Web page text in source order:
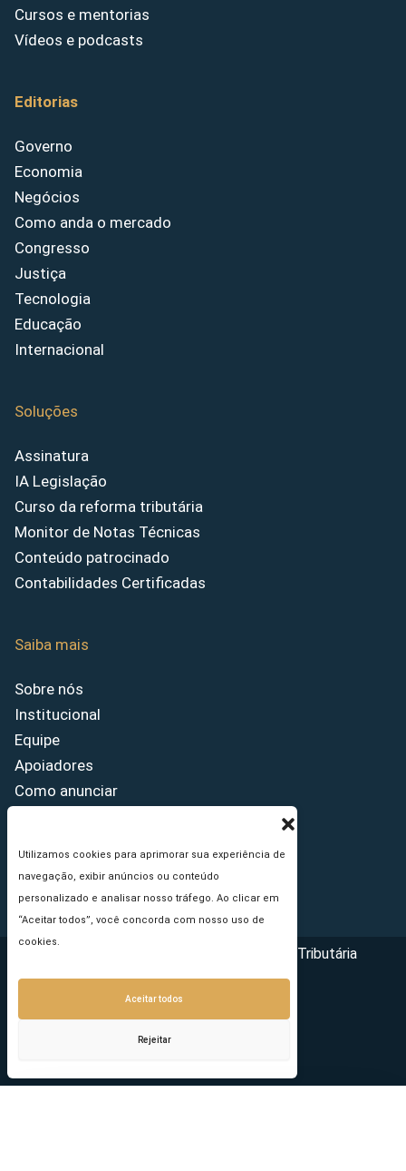
Utilizamos cookies para aprimorar sua experiência de
navegação, exibir anúncios ou conteúdo
personalizado e analisar nosso tráfego. Ao clicar em
“Aceitar todos”, você concorda com nosso uso de
cookies.
Aceitar todos
Rejeitar
Cursos e mentorias
Vídeos e podcasts
Editorias
Governo
Economia
Negócios
Como anda o mercado
Congresso
Justiça
Tecnologia
Educação
Internacional
Soluções
Assinatura
IA Legislação
Curso da reforma tributária
Monitor de Notas Técnicas
Conteúdo patrocinado
Contabilidades Certificadas
Saiba mais
Sobre nós
Institucional
Equipe
Apoiadores
Como anunciar
Princípios Editoriais
Copyright © 2026 - Portal da Reforma Tributária